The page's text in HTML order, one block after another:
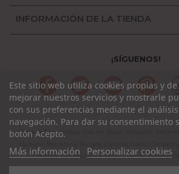
INFORMACIÓN DE LA TIENDA
¡SÍGUENOS!
FacebookTwitter YouTube
Este sitio web utiliza cookies propias y
mejorar nuestros servicios y mostrarle
con sus preferencias mediante el
navegación. Para dar su consentimiento
botón Acepto.
Más información Personalizar cookies
Sillas de Coche Maxi-Cosi en Álava, Albacete,
Córdoba, La Coruña, La Rioja, Cuenca, Girona,
Guipuzcoa, Huelva, Huesca, Jaen, León, Lleida,